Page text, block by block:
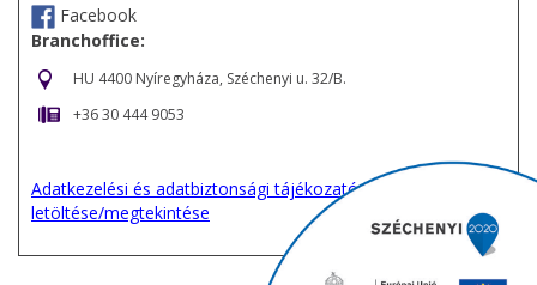
Facebook
Branchoffice:
HU 4400 Nyíregyháza, Széchenyi u. 32/B.
+36 30 444 9053
Adatkezelési és adatbiztonsági tájékozató
letöltése/megtekintése